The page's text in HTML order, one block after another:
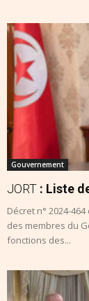
Gouvernement
JORT : Liste
Décret n° 2024-
des membres du
fonctions des...